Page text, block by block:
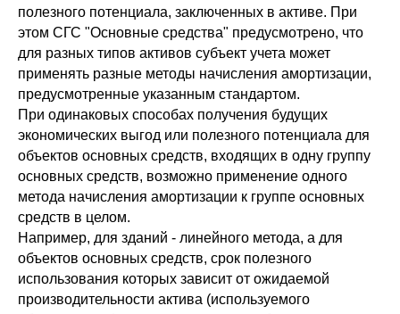
полезного потенциала, заключенных в активе. При
этом СГС "Основные средства" предусмотрено, что
для разных типов активов субъект учета может
применять разные методы начисления амортизации,
предусмотренные указанным стандартом.
При одинаковых способах получения будущих
экономических выгод или полезного потенциала для
объектов основных средств, входящих в одну группу
основных средств, возможно применение одного
метода начисления амортизации к группе основных
средств в целом.
Например, для зданий - линейного метода, а для
объектов основных средств, срок полезного
использования которых зависит от ожидаемой
производительности актива (используемого